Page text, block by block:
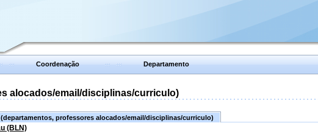
Coordenação Departamento
alocados/email/disciplinas/curriculo)
professores alocados/email/disciplinas/curriculo)
(BLN)